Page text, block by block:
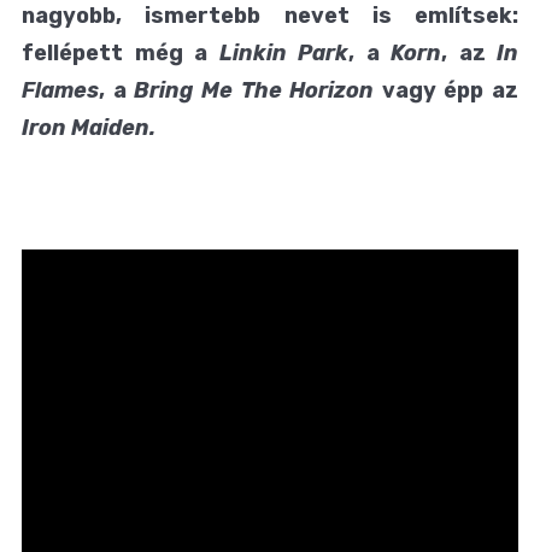
nagyobb, ismertebb nevet is említsek:
fellépett még a Linkin Park, a Korn, az In
Flames, aBring Me The Horizon vagy épp az
Iron Maiden.